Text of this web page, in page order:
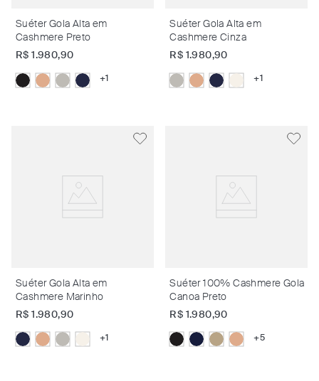
Suéter Gola Alta em
Cashmere Preto
R$ 1 .980,90
+1
Suéter Gola Alta em
Cashmere Cinza
R$ 1.980,90
+1
Suéter Gola Alta em
Cashmere Marinho
R$ 1 .980,90
+1
Suéter 100% Cashmere Gola
Canoa Preto
R$ 1.980,90
+5